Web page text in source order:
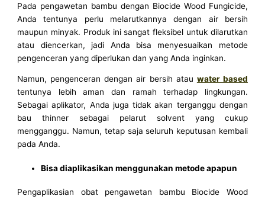
Pada pengawetan bambu dengan Biocide Wood Fungicide,
Anda tentunya perlu melarutkannya dengan air bersih
maupun minyak. Produk ini sangat fleksibel untuk dilarutkan
atau diencerkan, jadi Anda bisa menyesuaikan metode
pengenceran yang diperlukan dan yang Anda inginkan.
Namun, pengenceran dengan air bersih atau water based
tentunya lebih aman dan ramah terhadap lingkungan.
Sebagai aplikator, Anda juga tidak akan terganggu dengan
bau thinner sebagai pelarut solvent yang cukup
mengganggu. Namun, tetap saja seluruh keputusan kembali
pada Anda.
Bisa diaplikasikan menggunakan metode apapun
Pengaplikasian obat pengawetan bambu Biocide Wood